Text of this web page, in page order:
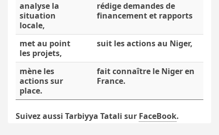
analyse la
situation
locale,
rédige demandes de
financement et rapports
met au point
les projets,
suit les actions au Niger,
mène les
actions sur
place.
fait connaître le Niger en
France.
Suivez aussi Tarbiyya Tatali sur FaceBook.